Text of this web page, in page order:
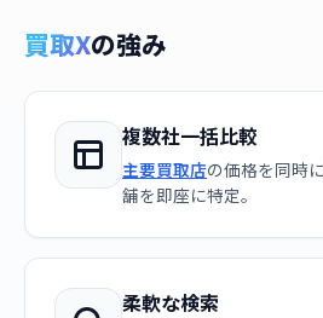
買取Xの強み
複数社一括比較
主要買取店の価格を同時
舗を即座に特定。
柔軟な検索